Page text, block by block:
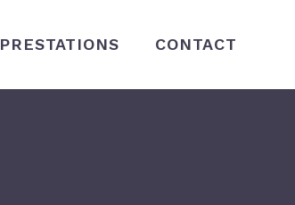
PRESTATIONS CONTACT